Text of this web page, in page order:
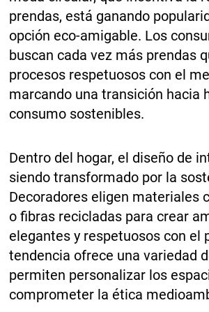
prendas, está ganando
opción eco-amigable. Los
buscan cada vez más prendas
procesos respetuosos con el
marcando una transición hacia
consumo sostenibles.
Dentro del hogar, el diseño de
siendo transformado por la
Decoradores eligen materiales
o fibras recicladas para crear
elegantes y respetuosos con el
tendencia ofrece una variedad
permiten personalizar los
comprometer la ética